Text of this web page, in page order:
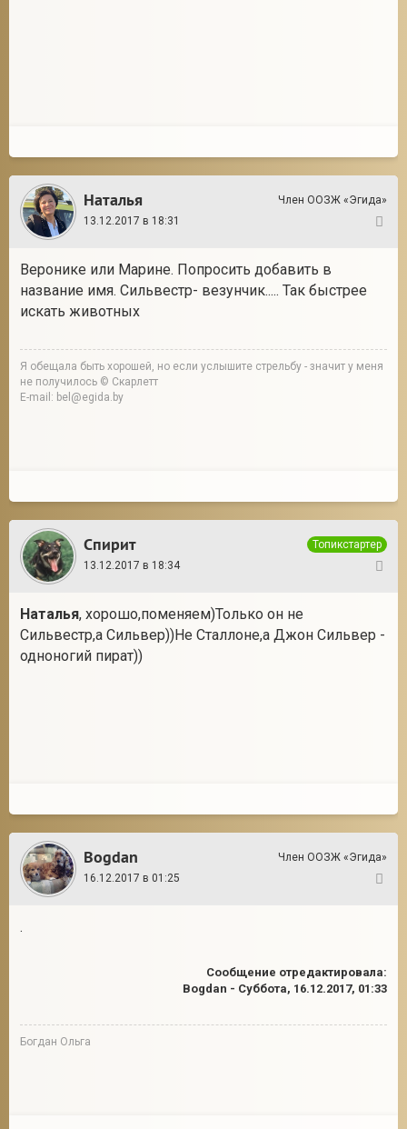
Наталья
Член ООЗЖ «Эгида»
13.12.2017 в 18:31
Веронике или Марине. Попросить добавить в
название имя. Сильвестр- везунчик..... Так быстрее
искать животных
Я обещала быть хорошей, но если услышите стрельбу - значит у меня
не получилось © Скарлетт
E-mail: bel@egida.by
Спирит
Топикстартер
13.12.2017 в 18:34
Наталья, хорошо,поменяем)Только он не
Сильвестр,а Сильвер))Не Сталлоне,а Джон Сильвер -
одноногий пират))
Bogdan
Член ООЗЖ «Эгида»
16.12.2017 в 01:25
.
Сообщение отредактировала:
Bogdan - Суббота, 16.12.2017, 01:33
Богдан Ольга